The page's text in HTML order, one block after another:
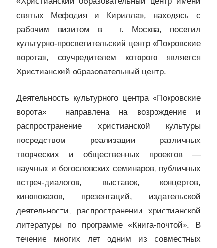
святых Мефодия и Кирилла», находясь с
рабочим визитом в г. Москва, посетил
культурно-просветительский центр «Покровские
ворота», соучредителем которого является
Христианский образовательный центр.
Деятельность культурного центра «Покровские
ворота» направлена на возрождение и
распространение христианской культуры
посредством реализации различных
творческих и общественных проектов —
научных и богословских семинаров, публичных
встреч-диалогов, выставок, концертов,
кинопоказов, презентаций, издательской
деятельности, распространении христианской
литературы по программе «Книга-почтой». В
течение многих лет одним из совместных